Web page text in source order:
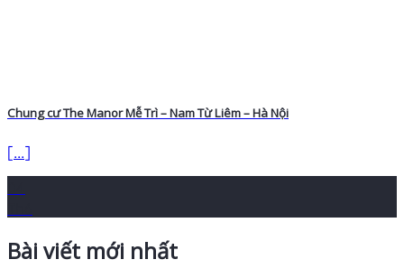
Chung cư The Manor Mễ Trì – Nam Từ Liêm – Hà Nội
[...]
Bài viết mới nhất